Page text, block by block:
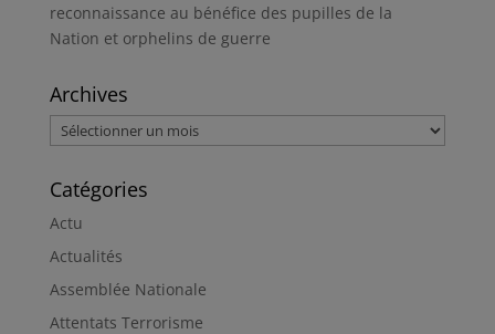
reconnaissance au bénéfice des pupilles de la
Nation et orphelins de guerre
Archives
Archives
Catégories
Actu
Actualités
Assemblée Nationale
Attentats Terrorisme